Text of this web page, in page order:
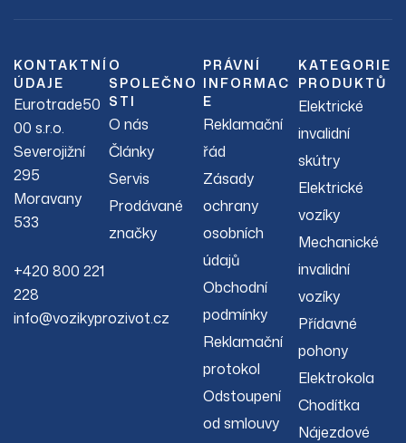
KONTAKTNÍ
ÚDAJE
Eurotrade50
00 s.r.o.
Severojižní
295
Moravany
533
+420 800 221
228
info@vozikyprozivot.cz
O
SPOLEČNO
STI
O nás
Články
Servis
Prodávané
značky
PRÁVNÍ
INFORMAC
E
Reklamační
řád
Zásady
ochrany
osobních
údajů
Obchodní
podmínky
Reklamační
protokol
Odstoupení
od smlouvy
KATEGORIE
PRODUKTŮ
Elektrické
invalidní
skútry
Elektrické
vozíky
Mechanické
invalidní
vozíky
Přídavné
pohony
Elektrokola
Chodítka
Nájezdové